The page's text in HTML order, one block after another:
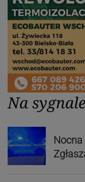
Na sygnale